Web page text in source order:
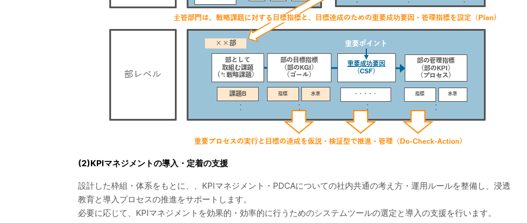
(2)KPIマネジメントの導入・定着の支援
設計した枠組・体系をもとに、、KPIマネジメント・PDCAについての社内共通の考え方・運用ルールを整備し、浸透
教育と導入プロセスの推進をサポートします。
必要に応じて、KPIマネジメントを効果的・効率的に行うためのシステムツールの選定と導入の支援を行います。